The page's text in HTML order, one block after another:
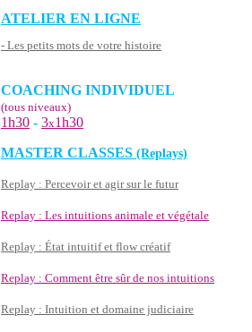
ATELIER EN LIGNE
- Les petits mots de votre histoire
COACHING INDIVIDUEL
(tous niveaux)
1h30 - 3x1h30
MASTER CLASSES (Replays)
Replay : Percevoir et agir sur le futur
Replay : Les intuitions animale et végétale
Replay : État intuitif et flow créatif
Replay : Comment être sûr de nos intuitions
Replay : Intuition et domaine judiciaire